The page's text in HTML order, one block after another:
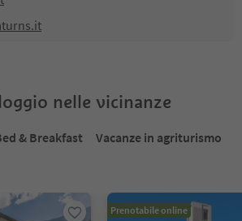
nelle vicinanze
& Breakfast
Vacanze in agriturismo
Prenotabile online